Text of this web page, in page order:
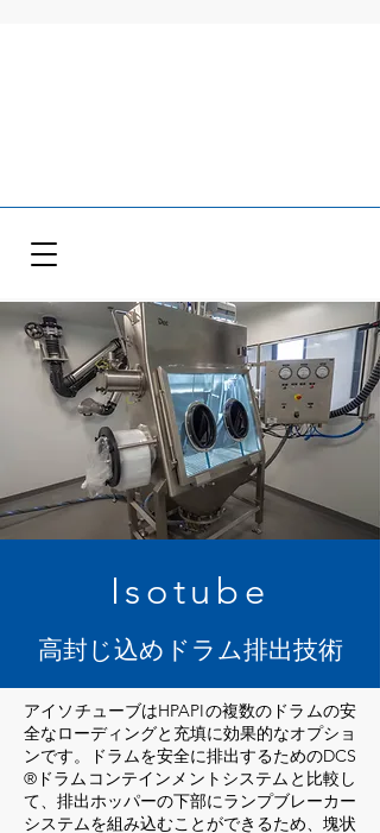
Isotube
高封じ込めドラム排出技術
アイソチューブはHPAPIの複数のドラムの安
全なローディングと充填に効果的なオプショ
ンです。ドラムを安全に排出するためのDCS
®ドラムコンテインメントシステムと比較し
て、排出ホッパーの下部にランプブレーカー
システムを組み込むことができるため、塊状